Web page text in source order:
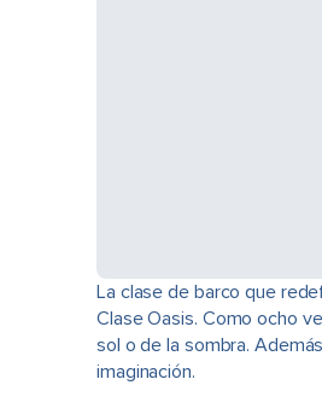
La clase de barco que
Clase Oasis. Como ocho
sol o de la sombra.
imaginación.